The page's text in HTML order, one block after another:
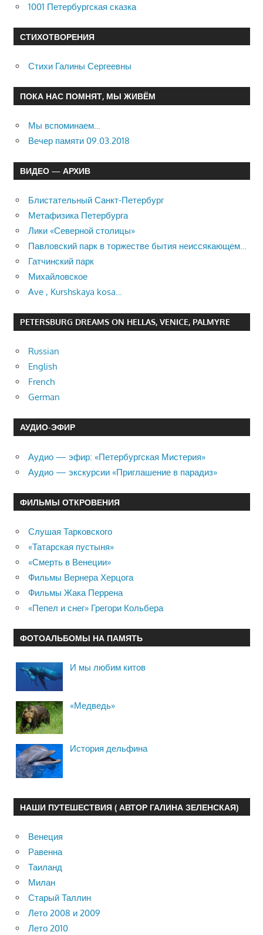
1001 Петербургская сказка
СТИХОТВОРЕНИЯ
Стихи Галины Сергеевны
ПОКА НАС ПОМНЯТ, МЫ ЖИВЁМ
Мы вспоминаем…
Вечер памяти 09.03.2018
ВИДЕО — АРХИВ
Блистательный Санкт-Петербург
Метафизика Петербурга
Лики «Северной столицы»
Павловский парк в торжестве бытия неиссякающем…
Гатчинский парк
Михайловское
Ave , Kurshskaya kosa…
PETERSBURG DREAMS ON HELLAS, VENICE, PALMYRE
Russian
English
French
German
АУДИО-ЭФИР
Аудио — эфир: «Петербургская Мистерия»
Аудио — экскурсии «Приглашение в парадиз»
ФИЛЬМЫ ОТКРОВЕНИЯ
Слушая Тарковского
«Татарская пустыня»
«Смерть в Венеции»
Фильмы Вернера Херцога
Фильмы Жака Перрена
«Пепел и снег» Грегори Кольбера
ФОТОАЛЬБОМЫ НА ПАМЯТЬ
И мы любим китов
«Медведь»
История дельфина
НАШИ ПУТЕШЕСТВИЯ ( АВТОР ГАЛИНА ЗЕЛЕНСКАЯ)
Венеция
Равенна
Таиланд
Милан
Старый Таллин
Лето 2008 и 2009
Лето 2010